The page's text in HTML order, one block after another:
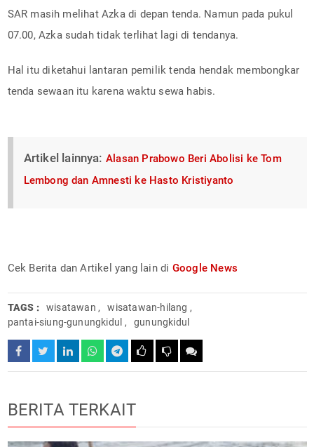
SAR masih melihat Azka di depan tenda. Namun pada pukul
07.00, Azka sudah tidak terlihat lagi di tendanya.
Hal itu diketahui lantaran pemilik tenda hendak membongkar
tenda sewaan itu karena waktu sewa habis.
Artikel lainnya: Alasan Prabowo Beri Abolisi ke Tom
Lembong dan Amnesti ke Hasto Kristiyanto
Cek Berita dan Artikel yang lain di Google News
TAGS : wisatawan , wisatawan-hilang ,
pantai-siung-gunungkidul , gunungkidul
BERITA TERKAIT